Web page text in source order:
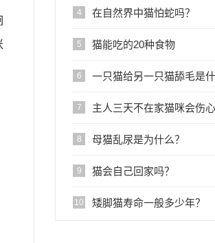
4 在自然界中猫怕蛇吗？
5 猫能吃的20种食物
6 一只猫给另一只猫舔毛是
思?
7 主人三天不在家猫咪会伤
8 母猫乱尿是为什么？
9 猫会自己回家吗？
10 矮脚猫寿命一般多少年？